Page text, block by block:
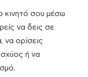
κινητό σου μέσω
να δεις σε
να ορίσεις
ή να